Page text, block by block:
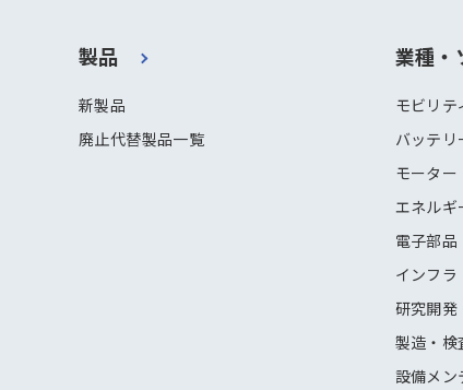
製品
新製品
廃止代替製品一覧
業種・
モビリテ
バッテリ
モーター
エネルギ
電子部品
インフラ
研究開発
製造・検
設備メン